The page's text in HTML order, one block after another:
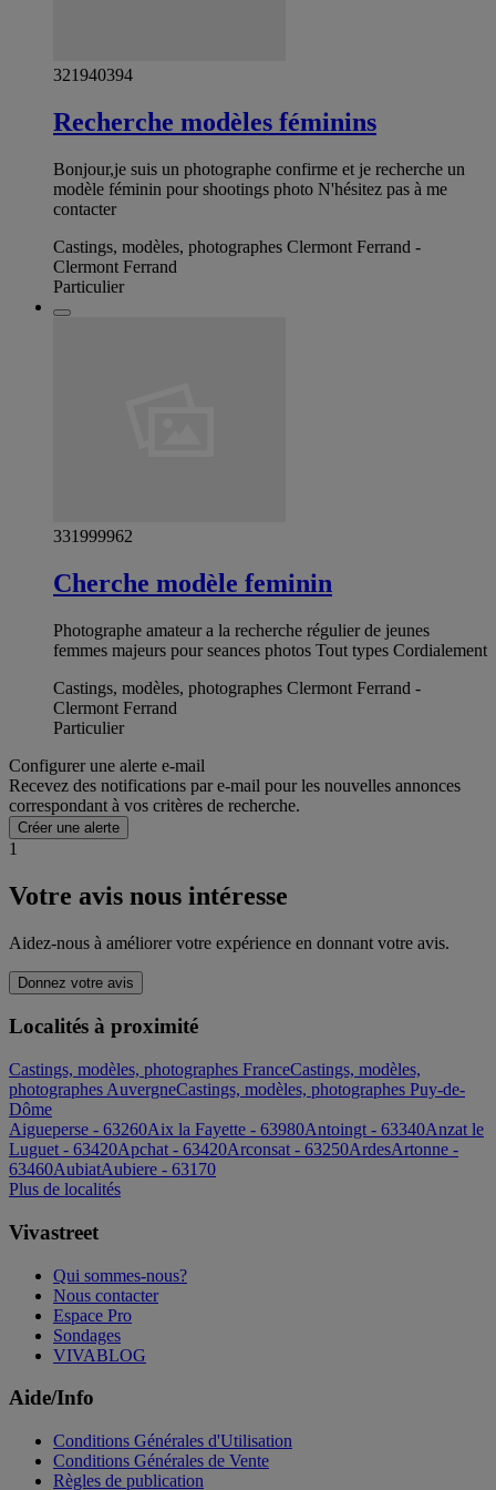
321940394
Recherche modèles féminins
Bonjour,je suis un photographe confirme et je recherche un
modèle féminin pour shootings photo N'hésitez pas à me
contacter
Castings, modèles, photographes Clermont Ferrand -
Clermont Ferrand
Particulier
331999962
Cherche modèle feminin
Photographe amateur a la recherche régulier de jeunes
femmes majeurs pour seances photos Tout types Cordialement
Castings, modèles, photographes Clermont Ferrand -
Clermont Ferrand
Particulier
Configurer une alerte e-mail
Recevez des notifications par e-mail pour les nouvelles annonces
correspondant à vos critères de recherche.
Créer une alerte
1
Votre avis nous intéresse
Aidez-nous à améliorer votre expérience en donnant votre avis.
Donnez votre avis
Localités à proximité
Castings, modèles, photographes FranceCastings, modèles,
photographes AuvergneCastings, modèles, photographes Puy-de-
Dôme
Aigueperse - 63260Aix la Fayette - 63980Antoingt - 63340Anzat le
Luguet - 63420Apchat - 63420Arconsat - 63250ArdesArtonne -
63460AubiatAubiere - 63170
Plus de localités
Vivastreet
Qui sommes-nous?
Nous contacter
Espace Pro
Sondages
VIVABLOG
Aide/Info
Conditions Générales d'Utilisation
Conditions Générales de Vente
Règles de publication